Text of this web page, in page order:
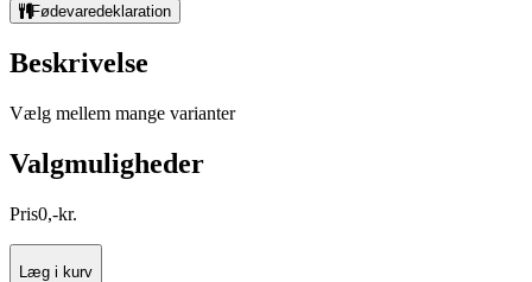
Fødevaredeklaration
Beskrivelse
Vælg mellem mange varianter
Valgmuligheder
Pris0,-kr.
Læg i kurv